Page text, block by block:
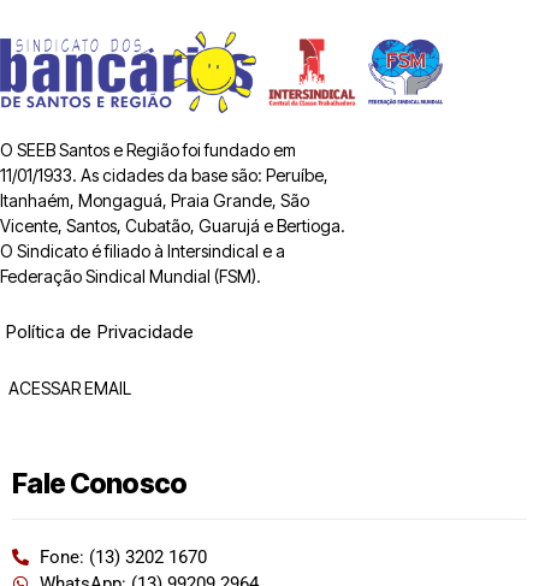
O SEEB Santos e Região foi fundado em
11/01/1933. As cidades da base são: Peruíbe,
Itanhaém, Mongaguá, Praia Grande, São
Vicente, Santos, Cubatão, Guarujá e Bertioga.
O Sindicato é filiado à Intersindical e a
Federação Sindical Mundial (FSM).
Política de Privacidade
ACESSAR EMAIL
Fale Conosco
Fone: (13) 3202 1670